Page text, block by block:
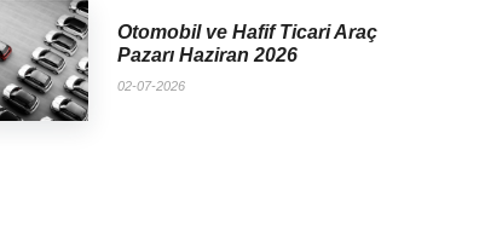
Otomobil ve Hafif Ticari Araç
Pazarı Haziran 2026
02-07-2026